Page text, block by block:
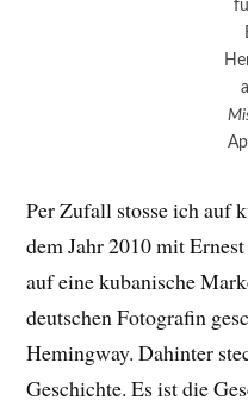
Per Zufall stosse ich auf
dem Jahr 2010 mit
auf eine kubanische
deutschen Fotografin
Hemingway. Dahinter
Geschichte. Es ist die